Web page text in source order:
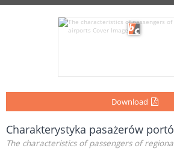
Download
Charakterystyka pasażerów
The characteristics of passengers of